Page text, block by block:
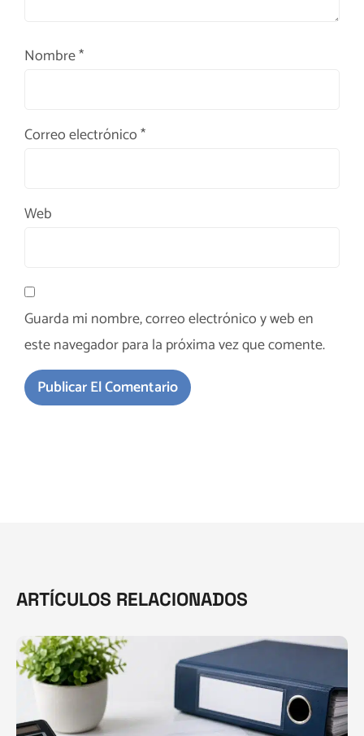
Nombre*
Correo electrónico*
Web
Guarda mi nombre, correo electrónico y web en
este navegador para la próxima vez que comente.
ARTÍCULOS RELACIONADOS